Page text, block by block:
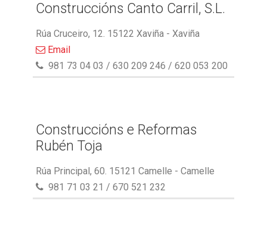
Construccións Canto Carril, S.L.
Rúa Cruceiro, 12. 15122 Xaviña - Xaviña
Email
981 73 04 03 / 630 209 246 / 620 053 200
Construccións e Reformas
Rubén Toja
Rúa Principal, 60. 15121 Camelle - Camelle
981 71 03 21 / 670 521 232